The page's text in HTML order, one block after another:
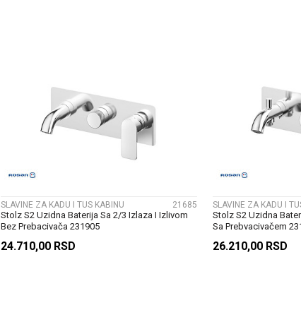
UPOREDI
SLAVINE ZA KADU I TUS KABINU 21685
Stolz S2 Uzidna Baterija Sa 2/3 Izlaza I Izlivom
Bez Prebacivača 231905
24.710,00 RSD
SLAVINE ZA KADU I
Stolz S2 Uzidna
Sa Prebvacivačem
26.210,00 RSD